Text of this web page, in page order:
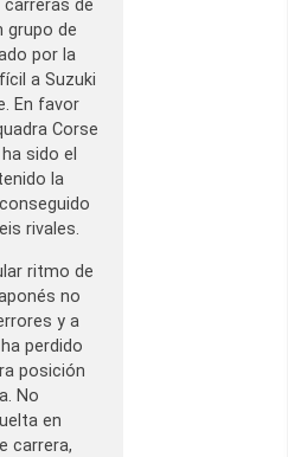
de
grupo de
por la
a Suzuki
En favor
Corse
sido el
la
rivales.
ritmo de
no
y a
perdido
posición
No
en
carrera,